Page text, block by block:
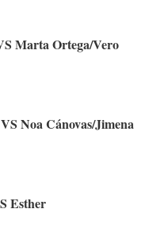
Marta Ortega/Vero
Noa Cánovas/Jimena
Esther